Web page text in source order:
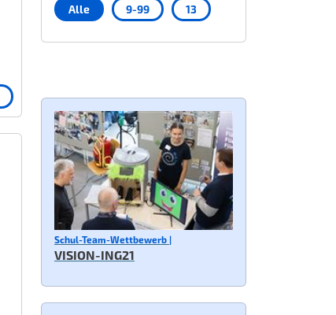
Alle 9-99 13
Schul-Team-Wettbewerb |
VISION-ING21